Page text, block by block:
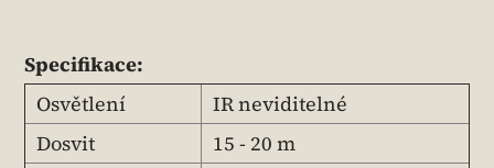
Specifikace:
Osvětlení
IR neviditelné
Dosvit
15 - 20 m